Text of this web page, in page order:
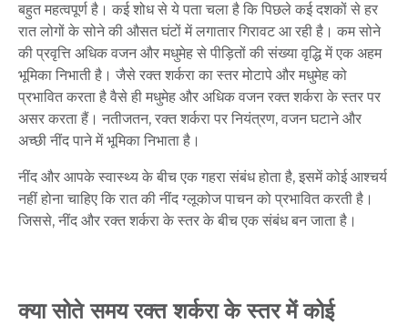
बहुत महत्वपूर्ण है। कई शोध से ये पता चला है कि पिछले कई दशकों से हर
रात लोगों के सोने की औसत घंटों में लगातार गिरावट आ रही है। कम सोने
की प्रवृत्ति अधिक वजन और मधुमेह से पीड़ितों की संख्या वृद्धि में एक अहम
भूमिका निभाती है। जैसे रक्त शर्करा का स्तर मोटापे और मधुमेह को
प्रभावित करता है वैसे ही मधुमेह और अधिक वजन रक्त शर्करा के स्तर पर
असर करता हैं। नतीजतन, रक्त शर्करा पर नियंत्रण, वजन घटाने और
अच्छी नींद पाने में भूमिका निभाता है।
नींद और आपके स्वास्थ्य के बीच एक गहरा संबंध होता है, इसमें कोई आश्चर्य
नहीं होना चाहिए कि रात की नींद ग्लूकोज पाचन को प्रभावित करती है।
जिससे, नींद और रक्त शर्करा के स्तर के बीच एक संबंध बन जाता है।
क्या सोते समय रक्त शर्करा के स्तर में कोई